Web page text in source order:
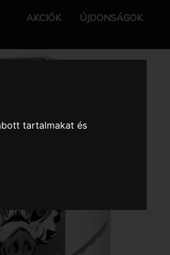
tartalmakat és
AKCIÓK ÚJDONSÁGOK